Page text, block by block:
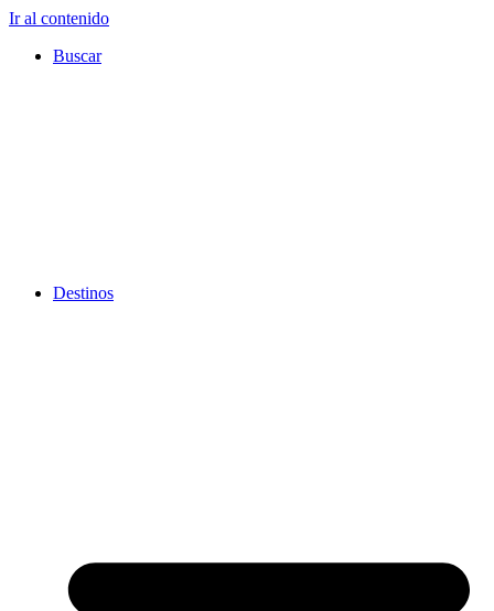
Ir al contenido
Buscar
Destinos